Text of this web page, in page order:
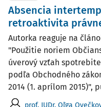
Absencia
retroaktivita
Autorka reaguje na
"Použitie noriem
úverový vzťah
podľa Obchodného
2014 (1. aprílom 2015)",
prof. JUDr. Oľga